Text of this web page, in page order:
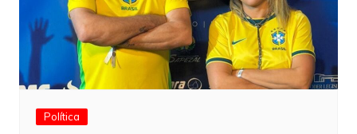
Política